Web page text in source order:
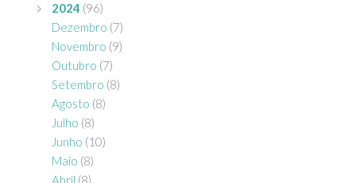
2024 (96)
Dezembro (7)
Novembro (9)
Outubro (7)
Setembro (8)
Agosto (8)
Julho (8)
Junho (10)
Maio (8)